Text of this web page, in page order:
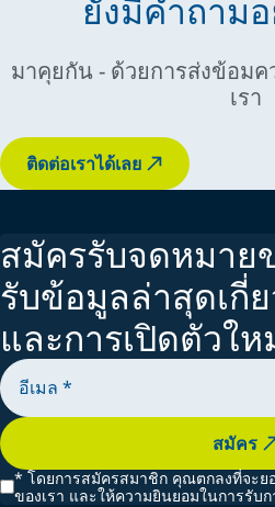
รุนแรงเมื่อเวลาผ่านไป พารามิเตอร์
- คุณภาพการเตรียมพื้นผิว (โดยทั่วไ
- การควบคุมสภาพแวดล้อมระหว่า
- การผสมที่แม่นยำและการควบคุมอ
สารเคลือบป้องกันเป็นส่วนหนึ่งของ
กัดกร่อน ไม่ใช่เพียงแค่ชั้นสี ความสำ
แบบองค์รวมที่ผสมผสานการเลือกใ
👉 ในการป้องกันการกัดกร่อน ควา
สำคัญที่สิ่งที่เกิดขึ้นอยู่ข้างใน
ความเสียหายก่อนเวลาอันควร อุป
ผสม และตรวจสอบการไหลได้อย่าง
กับการควบคุมอัตราส่วนอัตโนมัติแ
3. ความสม่ำเสมอของการใช้งาน
ความหนาของฟิล์มที่สม่ำเสมอเป็น
500 ไมโครเมตร อุปกรณ์ของคุณต้อ
รักษาความดันที่คงที่ รูปแบบของพัด
สภาพการทำงานที่ท้าทาย
เสียความดันและทำให้การกระจา
ทำให้คุณภาพของวัสดุเสื่อมลง กา
คุณสมบัติการเคลือบให้คงที่ โดยเฉพ
เปลี่ยนแปลง
5. การทำความสะอาดและการจัดกา
สารเคลือบป้องกันมักจะมีคุณสมบัติแ
มีประสิทธิภาพ ลดพื้นที่อับ และบำรุง
หยุดทำงานและลดความเสี่ยงของกา
ระหว่างวัสดุ
6. การยศาสตร์และความปลอดภัย
การใช้งานมักเกิดขึ้นในสภาพแวดล้
ภายในถัง หรือในพื้นที่จำกัด ควรเ
หลักสรีรศาสตร์ น้ำหนักเบา และช่ว
เนื่องโดยไม่มีความเสี่ยงที่จะเกิดกา
นวัตกรรมที่สองคือเทคโนโลยีซีลแบ
ออกแบบแบบตลับ ซึ่งช่วยให้การบำ
เดียวกับปั๊มส่วนใหญ่ในอุตสาหกรรม
ขันให้แน่นด้วยมือเป็นประจำเพื่อให้
และป้องกันการรั่วไหล อย่างไรก็ตา
แน่นบ่อยแค่ไหนหรือมากเพียงใด ซึ่ง
คาดเดาและลดความต้องการในกา
นวัตกรรมเหล่านี้แสดงให้เห็นถึงคว
เสนอโซลูชันที่ใช้งานได้จริงและมีป
หยุดทำงาน เพิ่มความน่าเชื่อถือ แล
ดำเนินไปอย่างราบรื่น
ยังมีคำถาม
มาคุยกัน - ด้วยการส่งข้อม
เรา
ติดต่อเราได้เลย
สมัครรับจดหมาย
รับข้อมูลล่าสุดเกี่
และการเปิดตัวให
สมัคร
* โดยการสมัครสมาชิก คุณตกลงที่จะย
ของเรา และให้ความยินยอมในการรับ